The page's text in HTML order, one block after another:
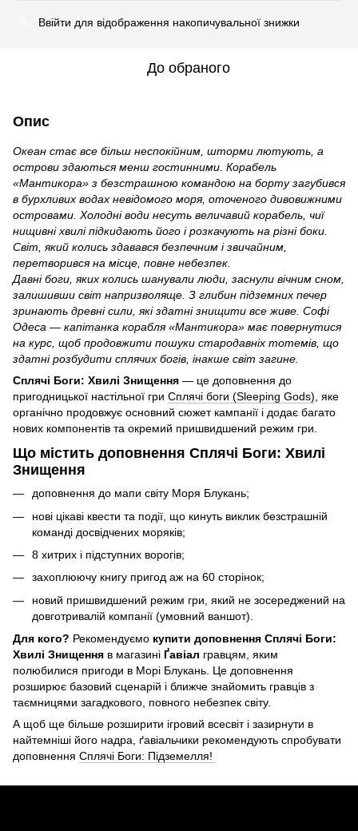
Ввійти для відображення накопичувальної знижки
До обраного
Опис
Океан стає все більш неспокійним, шторми лютують, а
острови здаються менш гостинними. Корабель
«Мантикора» з безстрашною командою на борту загубився
в бурхливих водах невідомого моря, оточеного дивовижними
островами. Холодні води несуть величавий корабель, чиї
нищивні хвилі підкидають його і розкачують на різні боки.
Світ, який колись здавався безпечним і звичайним,
перетворився на місце, повне небезпек.
Давні боги, яких колись шанували люди, заснули вічним сном,
залишивши світ напризволяще. З глибин підземних печер
зринають древні сили, які здатні знищити все живе. Софі
Одеса — капітанка корабля «Мантикора» має повернутися
на курс, щоб продовжити пошуки стародавніх тотемів, що
здатні розбудити сплячих богів, інакше світ загине.
Сплячі Боги: Хвилі Знищення — це доповнення до
пригодницької настільної гри Сплячі боги (Sleeping Gods) , яке
органічно продовжує основний сюжет кампанії і додає багато
нових компонентів та окремий пришвидшений режим гри.
Що містить доповнення Сплячі Боги: Хвилі
Знищення
доповнення до мапи світу Моря Блукань;
нові цікаві квести та події, що кинуть виклик безстрашній
команді досвідчених моряків;
8 хитрих і підступних ворогів;
захоплюючу книгу пригод аж на 60 сторінок;
новий пришвидшений режим гри, який не зосереджений на
довготривалій компанії (умовний ваншот).
Для кого? Рекомендуємо купити доповнення Сплячі Боги:
Хвилі Знищення в магазині Ґавіал гравцям, яким
полюбилися пригоди в Морі Блукань. Це доповнення
розширює базовий сценарій і ближче знайомить гравців з
таємницями загадкового, повного небезпек світу.
А щоб ще більше розширити ігровий всесвіт і зазирнути в
найтемніші його надра, ґавіальчики рекомендують спробувати
доповнення Сплячі Боги: Підземелля!